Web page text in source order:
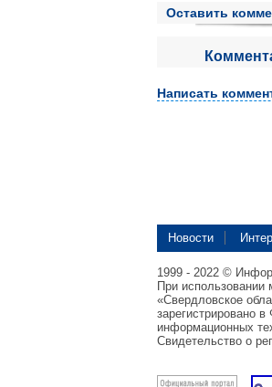
Оставить
Написать
Новости
1999 - 2022 ©
При использовании
«Свердловское
зарегистрировано
информационных
Свидетельство о